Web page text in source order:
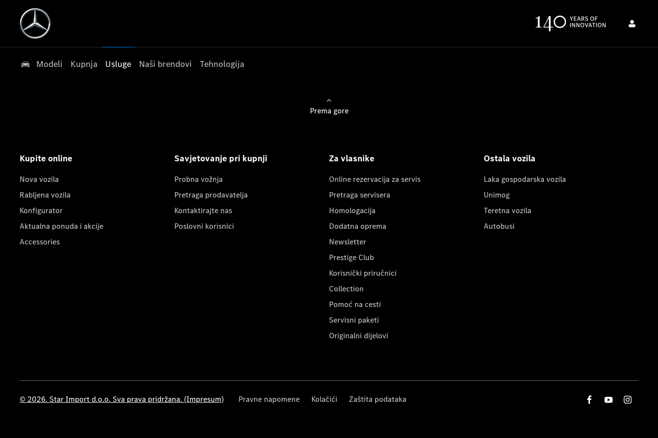
Modeli Kupnja Usluge Naši brendovi Tehnologija
Prema gore
Kupite online
Nova vozila
Rabljena vozila
Konfigurator
Aktualna ponuda i akcije
Accessories
Savjetovanje pri kupnji
Probna vožnja
Pretraga prodavatelja
Kontaktirajte nas
Poslovni korisnici
Za vlasnike
Online rezervacija za servis
Pretraga servisera
Homologacija
Dodatna oprema
Newsletter
Prestige Club
Korisnički priručnici
Collection
Pomoć na cesti
Servisni paketi
Originalni dijelovi
Ostala vozila
Laka gospodarska vozila
Unimog
Teretna vozila
Autobusi
© 2026. Star Import d.o.o. Sva prava pridržana. (Impresum) Pravne napomene Kolačići Zaštita podataka